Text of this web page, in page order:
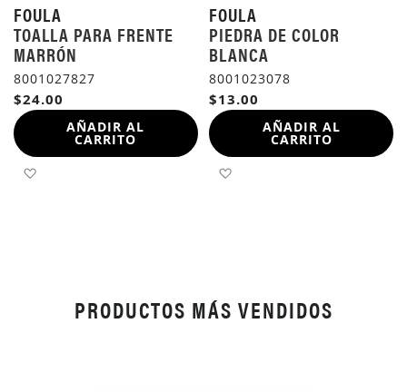
FOULA
TOALLA PARA FRENTE
MARRÓN
8001027827
$24.00
AÑADIR AL
CARRITO
AÑADIR A LA LISTA DE DESEOS
FOULA
PIEDRA DE COLOR
BLANCA
8001023078
$13.00
AÑADIR AL
CARRITO
PRODUCTOS MÁS VENDIDOS